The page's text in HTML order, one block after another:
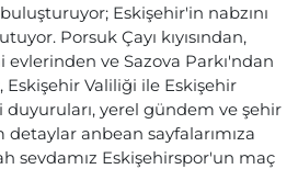
Eskişehir'in nabzını
Porsuk Çayı kıyısından,
evlerinden ve Sazova Parkı'ndan
Eskişehir Valiliği ile Eskişehir
duyuruları, yerel gündem ve şehir
anbean sayfalarımıza
sevdamız Eskişehirspor'un maç